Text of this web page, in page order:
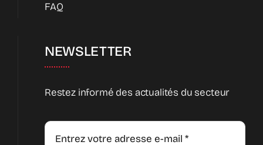
FAQ
NEWSLETTER
Restez informé des actualités du secteur